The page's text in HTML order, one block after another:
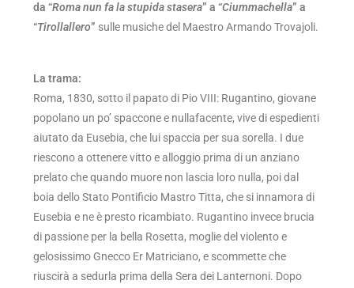
da “Roma nun fa la stupida stasera” a “Ciummachella” a
“Tirollallero” sulle musiche del Maestro Armando Trovajoli.
La trama:
Roma, 1830, sotto il papato di Pio VIII: Rugantino, giovane
popolano un po’ spaccone e nullafacente, vive di espedienti
aiutato da Eusebia, che lui spaccia per sua sorella. I due
riescono a ottenere vitto e alloggio prima di un anziano
prelato che quando muore non lascia loro nulla, poi dal
boia dello Stato Pontificio Mastro Titta, che si innamora di
Eusebia e ne è presto ricambiato. Rugantino invece brucia
di passione per la bella Rosetta, moglie del violento e
gelosissimo Gnecco Er Matriciano, e scommette che
riuscirà a sedurla prima della Sera dei Lanternoni. Dopo